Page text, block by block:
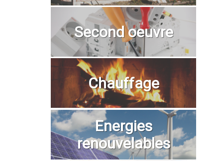
Second oeuvre
Chauffage
Energies
renouvelables